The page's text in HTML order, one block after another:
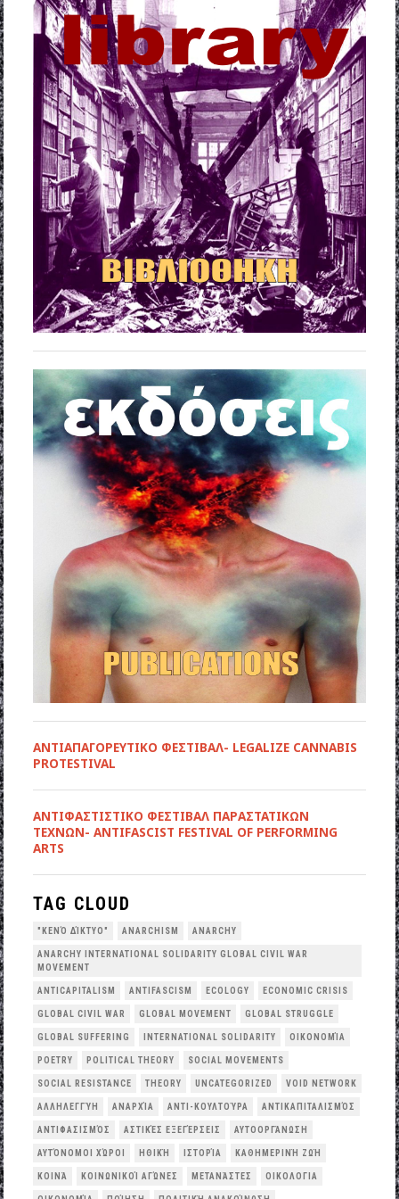
ΑΝΤΙΑΠΑΓΟΡΕΥΤΙΚΟ ΦΕΣΤΙΒΑΛ- LEGALIZE CANNABIS
PROTESTIVAL
ANTIΦΑΣΤΙΣΤΙΚΟ ΦΕΣΤΙΒΑΛ ΠΑΡΑΣΤΑΤΙΚΩΝ
ΤΕΧΝΩΝ- ANTIFASCIST FESTIVAL OF PERFORMING
ARTS
TAG CLOUD
"ΚΕΝΌ ΔΊΚΤΥΟ" ANARCHISM ANARCHY
ANARCHY INTERNATIONAL SOLIDARITY GLOBAL CIVIL WAR
MOVEMENT
ANTICAPITALISM ANTIFASCISM ECOLOGY ECONOMIC CRISIS
GLOBAL CIVIL WAR GLOBAL MOVEMENT GLOBAL STRUGGLE
GLOBAL SUFFERING INTERNATIONAL SOLIDARITY OΙΚΟΝΟΜΊΑ
POETRY POLITICAL THEORY SOCIAL MOVEMENTS
SOCIAL RESISTANCE THEORY UNCATEGORIZED VOID NETWORK
ΑΛΛΗΛΕΓΓΎΗ ΑΝΑΡΧΊΑ ΑΝΤΙ-ΚΟΥΛΤΟΎΡΑ ΑΝΤΙΚΑΠΙΤΑΛΙΣΜΌΣ
ΑΝΤΙΦΑΣΙΣΜΌΣ ΑΣΤΙΚΈΣ ΕΞΕΓΈΡΣΕΙΣ ΑΥΤΟΟΡΓΆΝΩΣΗ
ΑΥΤΌΝΟΜΟΙ ΧΏΡΟΙ ΗΘΙΚΉ ΙΣΤΟΡΊΑ ΚΑΘΗΜΕΡΙΝΉ ΖΩΉ
ΚΟΙΝΆ ΚΟΙΝΩΝΙΚΟΊ ΑΓΏΝΕΣ ΜΕΤΑΝΆΣΤΕΣ ΟΙΚΟΛΟΓΙΑ